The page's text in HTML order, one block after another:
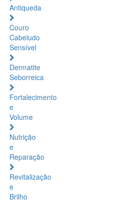
Antiqueda
Couro
Cabeludo
Sensível
Dermatite
Seborreica
Fortalecimento
e
Volume
Nutrição
e
Reparação
Revitalização
e
Brilho